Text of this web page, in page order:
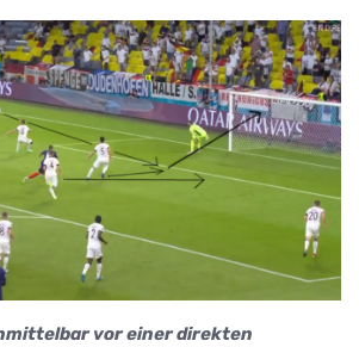
vor einer direkten